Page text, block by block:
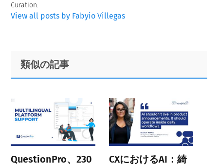
Curation.
View all posts by Fabyio Villegas
Primary
Sidebar
Footer
類似の記事
QuestionPro、230
CXにおけるAI：綺